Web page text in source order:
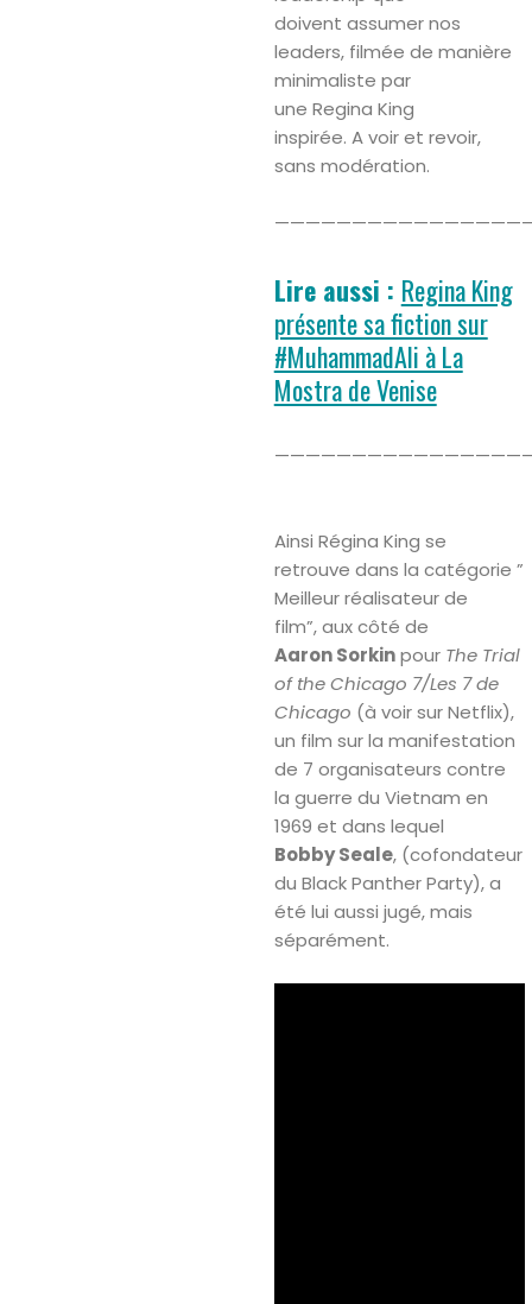
doivent assumer nos
leaders, filmée de manière
minimaliste par
une Regina King
inspirée. A voir et revoir,
sans modération.
Lire aussi : Regina King
présente sa fiction sur
#MuhammadAli à La
Mostra de Venise
Ainsi Régina King se
retrouve dans la catégorie ”
Meilleur réalisateur de
film”, aux côté de
Aaron Sorkinpour The Trial
of the Chicago 7/Les 7 de
Chicago (à voir sur Netflix),
un film sur la manifestation
de 7 organisateurs contre
la guerre du Vietnam en
1969 et dans lequel
Bobby Seale, (cofondateur
du Black Panther Party), a
été lui aussi jugé, mais
séparément.